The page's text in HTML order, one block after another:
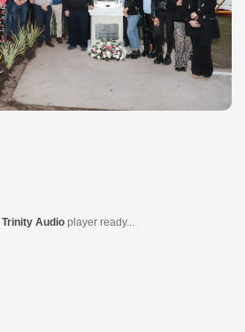
Trinity Audio player ready...